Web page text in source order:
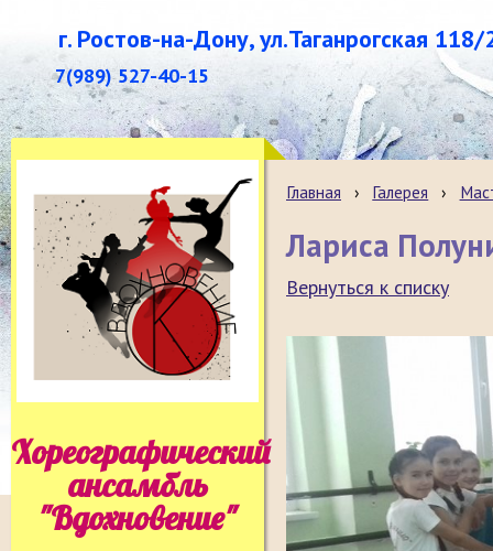
г. Ростов-на-Дону, ул.Таганрогская 118/
7(989) 527-40-15
Хореографический
ансамбль
"Вдохновение"
Главная › Галерея ›
Лариса
Вернуться к списку